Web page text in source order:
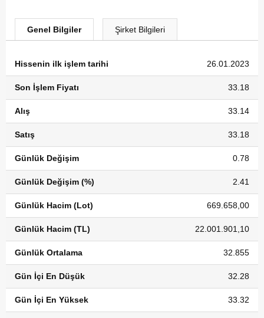
Genel Bilgiler Şirket Bilgileri
Hissenin ilk işlem tarihi 26.01.2023
Son İşlem Fiyatı 33.18
Alış 33.14
Satış 33.18
Günlük Değişim 0.78
Günlük Değişim (%) 2.41
Günlük Hacim (Lot) 669.658,00
Günlük Hacim (TL) 22.001.901,10
Günlük Ortalama 32.855
Gün İçi En Düşük 32.28
Gün İçi En Yüksek 33.32